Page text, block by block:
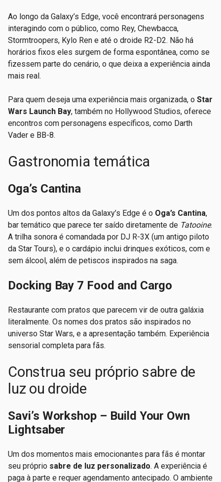
Ao longo da Galaxy’s Edge, você encontrará personagens
interagindo com o público, como Rey, Chewbacca,
Stormtroopers, Kylo Ren e até o droide R2-D2. Não há
horários fixos eles surgem de forma espontânea, como se
fizessem parte do cenário, o que deixa a experiência ainda
mais real.
Para quem deseja uma experiência mais organizada, o Star
Wars Launch Bay, também no Hollywood Studios, oferece
encontros com personagens específicos, como Darth
Vader e BB-8.
Gastronomia temática
Oga’s Cantina
Um dos pontos altos da Galaxy’s Edge é o Oga’s Cantina,
bar temático que parece ter saído diretamente de Tatooine.
A trilha sonora é comandada por DJ R-3X (um antigo piloto
da Star Tours), e o cardápio inclui drinques exóticos, com e
sem álcool, além de petiscos inspirados na saga.
Docking Bay 7 Food and Cargo
Restaurante com pratos que parecem vir de outra galáxia
literalmente. Os nomes dos pratos são inspirados no
universo Star Wars, e a apresentação também. Experiência
sensorial completa para fãs.
Construa seu próprio sabre de
luz ou droide
Savi’s Workshop – Build Your Own
Lightsaber
Um dos momentos mais emocionantes para fãs é montar
seu próprio sabre de luz personalizado. A experiência é
paga à parte e requer agendamento antecipado. O ambiente